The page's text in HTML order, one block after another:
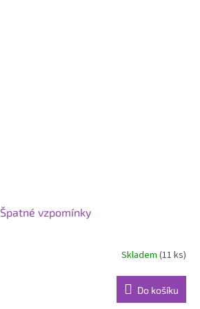
Špatné vzpomínky
Skladem (11 ks)
Do košíku